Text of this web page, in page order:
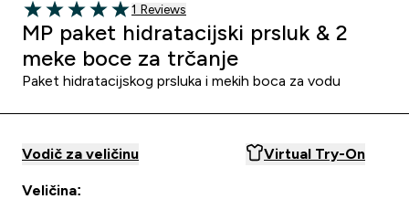
5 out of 5 stars
1 customer reviews
1 Reviews
MP paket hidratacijski prsluk & 2
meke boce za trčanje
Paket hidratacijskog prsluka i mekih boca za vodu
Vodič za veličinu Virtual Try-On
Veličina: